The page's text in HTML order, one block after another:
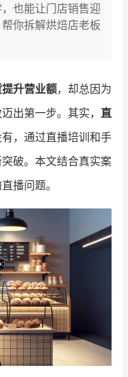
库
商
也能让门店销售迎
你拆解烘焙店老板
升营业额，却总因为
出第一步。其实， 直
，通过直播培训和手
破。本文结合真实案
播问题。